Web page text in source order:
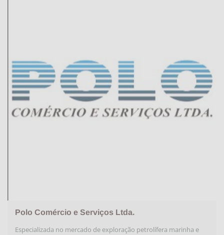
Polo Comércio e Serviços Ltda.
Especializada no mercado de exploração petrolífera marinha e